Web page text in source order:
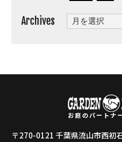
Archives Archives
お庭のパートナ
〒270-0121 千葉県流山市西初